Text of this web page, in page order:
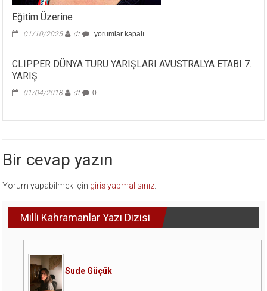
Eğitim Üzerine
01/10/2025 dt
Eğitim
yorumlar kapalı
CLIPPER DÜNYA TURU YARIŞLARI AVUSTRALYA ETABI 7.
YARIŞ
01/04/2018 dt 0
Bir cevap yazın
Yorum yapabilmek için giriş yapmalısınız
Milli Kahramanlar Yazı Dizisi
Sude Güçük